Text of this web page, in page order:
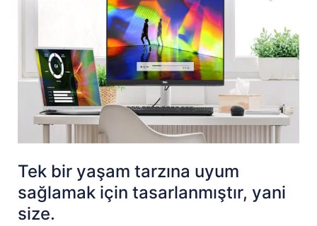
Tek bir yaşam tarzına uyum
sağlamak için tasarlanmıştır, yani
size.